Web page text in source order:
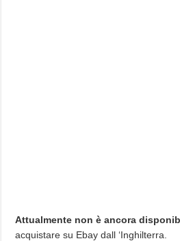
Attualmente non è ancora
acquistare su Ebay dall ‘Inghilterra.